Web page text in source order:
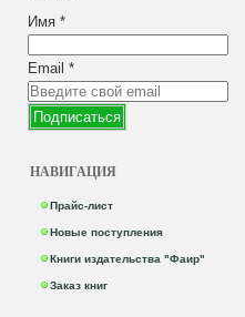
Имя *
Email *
НАВИГАЦИЯ
Прайс-лист
Новые поступления
Книги издательства "Фаир"
Заказ книг